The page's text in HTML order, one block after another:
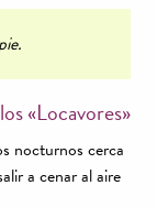
«Locavores»
nocturnos cerca
a cenar al aire